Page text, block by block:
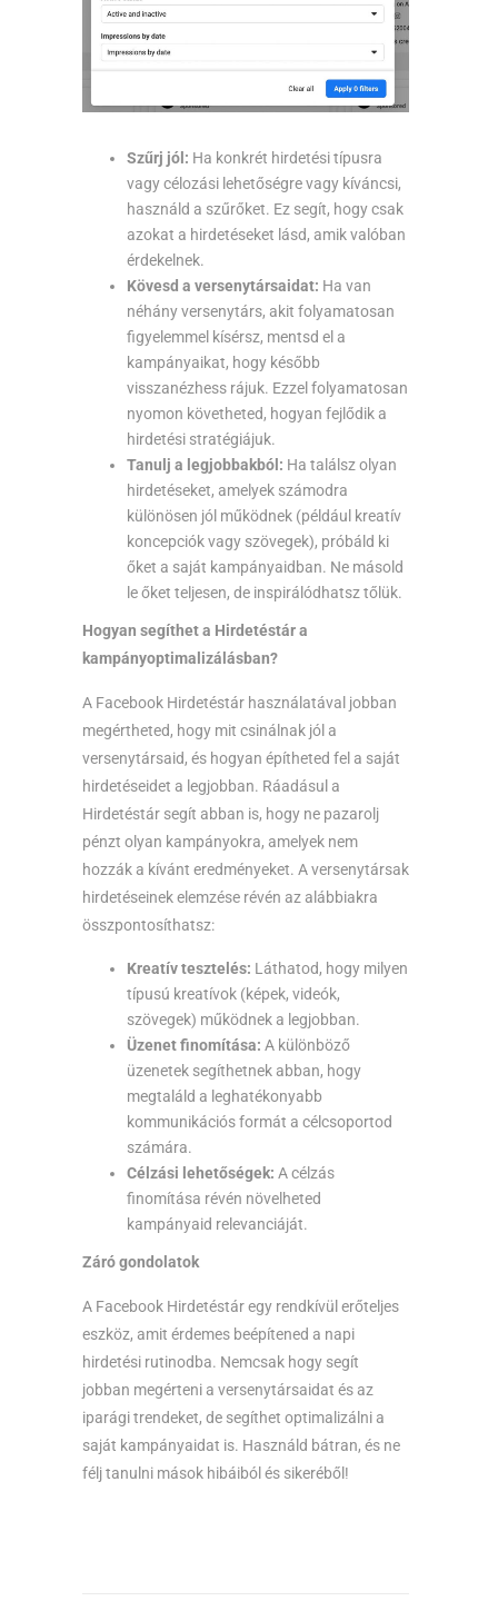
Szűrj jól: Ha konkrét hirdetési típusra
vagy célozási lehetőségre vagy kíváncsi,
használd a szűrőket. Ez segít, hogy csak
azokat a hirdetéseket lásd, amik valóban
érdekelnek.
Kövesd a versenytársaidat: Ha van
néhány versenytárs, akit folyamatosan
figyelemmel kísérsz, mentsd el a
kampányaikat, hogy később
visszanézhess rájuk. Ezzel folyamatosan
nyomon követheted, hogyan fejlődik a
hirdetési stratégiájuk.
Tanulj a legjobbakból: Ha találsz olyan
hirdetéseket, amelyek számodra
különösen jól működnek (például kreatív
koncepciók vagy szövegek), próbáld ki
őket a saját kampányaidban. Ne másold
le őket teljesen, de inspirálódhatsz tőlük.
Hogyan segíthet a Hirdetéstár a
kampányoptimalizálásban?
A Facebook Hirdetéstár használatával jobban
megértheted, hogy mit csinálnak jól a
versenytársaid, és hogyan építheted fel a saját
hirdetéseidet a legjobban. Ráadásul a
Hirdetéstár segít abban is, hogy ne pazarolj
pénzt olyan kampányokra, amelyek nem
hozzák a kívánt eredményeket. A versenytársak
hirdetéseinek elemzése révén az alábbiakra
összpontosíthatsz:
Kreatív tesztelés: Láthatod, hogy milyen
típusú kreatívok (képek, videók,
szövegek) működnek a legjobban.
Üzenet finomítása: A különböző
üzenetek segíthetnek abban, hogy
megtaláld a leghatékonyabb
kommunikációs formát a célcsoportod
számára.
Célzási lehetőségek: A célzás
finomítása révén növelheted
kampányaid relevanciáját.
Záró gondolatok
A Facebook Hirdetéstár egy rendkívül erőteljes
eszköz, amit érdemes beépítened a napi
hirdetési rutinodba. Nemcsak hogy segít
jobban megérteni a versenytársaidat és az
iparági trendeket, de segíthet optimalizálni a
saját kampányaidat is. Használd bátran, és ne
félj tanulni mások hibáiból és sikeréből!